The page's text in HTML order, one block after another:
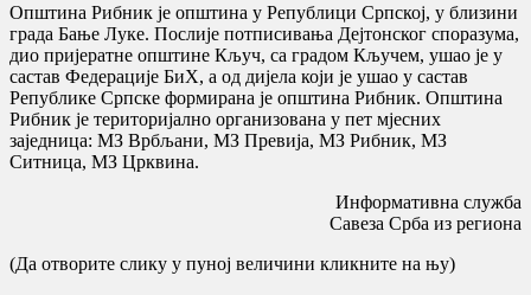
Општина Рибник је општина у Републици Српској, у близини
града Бање Луке. Послије потписивања Дејтонског споразума,
дио пријератне општине Кључ, са градом Кључем, ушао је у
састав Федерације БиХ, а од дијела који је ушао у састав
Републике Српске формирана је општина Рибник. Општина
Рибник је територијално организована у пет мјесних
заједница: МЗ Врбљани, МЗ Превија, МЗ Рибник, МЗ
Ситница, МЗ Црквина.
Информативна служба
Савеза Срба из региона
(Да отворите слику у пуној величини кликните на њу)